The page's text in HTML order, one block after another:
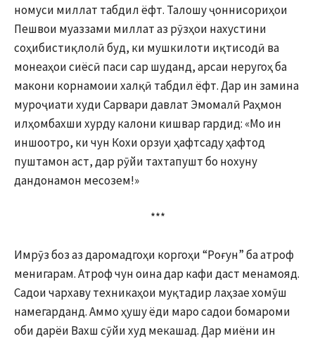
номуси миллат табдил ёфт. Талошу ҷоннисориҳои
Пешвои муаззами миллат аз рӯзҳои нахустини
соҳибистиқлолӣ буд, ки мушкилоти иқтисодӣ ва
монеаҳои сиёсӣ паси сар шуданд, арсаи неругоҳ ба
макони корнамоии халқӣ табдил ёфт. Дар ин замина
муроҷиати худи Сарвари давлат Эмомалӣ Раҳмон
илҳомбахши хурду калони кишвар гардид: «Мо ин
иншоотро, ки чун Кохи орзуи ҳафтсаду ҳафтод
пуштамон аст, дар рӯйи тахтапушт бо нохуну
дандонамон месозем!»
***
Имрӯз боз аз даромадгоҳи коргоҳи “Роғун” ба атроф
менигарам. Атроф чун оина дар кафи даст менамояд.
Садои чархаву техникаҳои муқтадир лаҳзае хомӯш
намегарданд. Аммо ҳушу ёди маро садои бомароми
оби дарёи Вахш сӯйи худ мекашад. Дар миёни ин